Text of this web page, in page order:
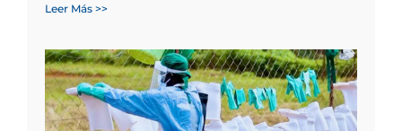
Leer Más >>